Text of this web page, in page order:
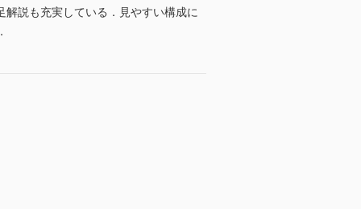
説も充実している．見やすい構成に